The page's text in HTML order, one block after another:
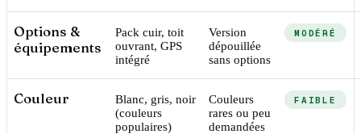
Options &
équipements
Pack cuir, toit
ouvrant, GPS
intégré
Version
dépouillée
sans options
MODÉRÉ
Couleur
Blanc, gris, noir
(couleurs
populaires)
Couleurs
rares ou peu
demandées
FAIBLE